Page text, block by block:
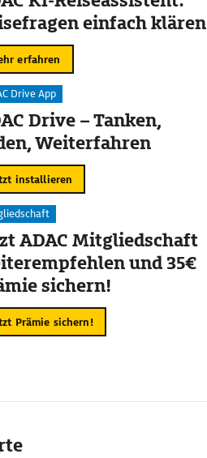
einfach klären
erfahren
Drive App
Drive – Tanken,
Weiterfahren
installieren
ADAC Mitgliedschaft
und 35€
sichern!
Prämie sichern!